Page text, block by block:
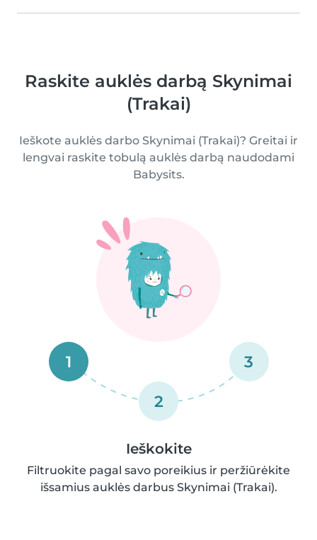
Raskite auklės darbą Skynimai
(Trakai)
Ieškote auklės darbo Skynimai (Trakai)? Greitai ir
lengvai raskite tobulą auklės darbą naudodami
Babysits.
1
2
3
Ieškokite
Filtruokite pagal savo poreikius ir peržiūrėkite
išsamius auklės darbus Skynimai (Trakai).